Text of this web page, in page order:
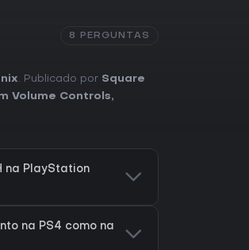
8 PERGUNTAS
. Publicado por Square
Volume Controls,
na PlayStation
na PS4 como na